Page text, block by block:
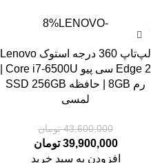
-8%
LENOVO
لپ‌تاپ 360 درجه استوک Lenovo
رم 8GB | حافظه SSD 256GB
لمسی
43,600,000 تومان
39,900,000 تومان
افزودن به سبد خرید